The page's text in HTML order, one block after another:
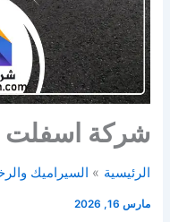
شركة اسفلت
الرئيسية السيراميك
مارس 16, 2026